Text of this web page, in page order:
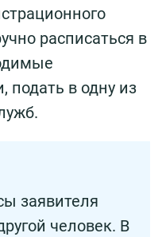
расписаться в
подать в одну из
заявителя
человек. В